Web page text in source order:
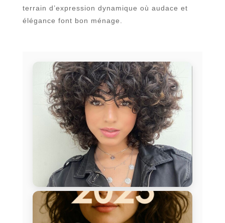
terrain d’expression dynamique où audace et
élégance font bon ménage.